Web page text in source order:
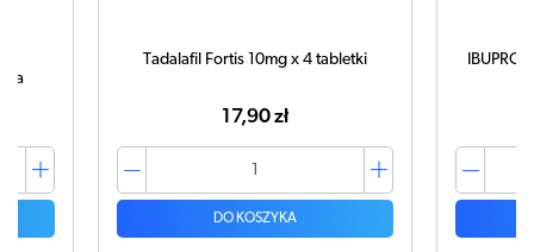
Tadalafil Fortis 10mg x 4 tabletki
17,90 zł
DO KOSZYKA